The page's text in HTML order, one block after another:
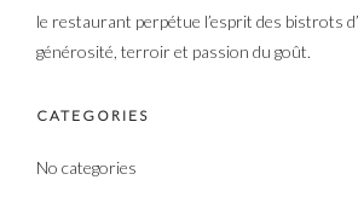
le restaurant perpétue l’esprit des bistrots
générosité, terroir et passion du goût.
CATEGORIES
No categories